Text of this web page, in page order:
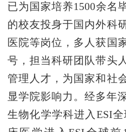
已为国家培养1500余名
的校友投身于国内外科
医院等岗位，多人获国
号，担当科研团队带头
管理人才，为国家和社
显学院影响力。经多年
生物化学学科进入 ESI全